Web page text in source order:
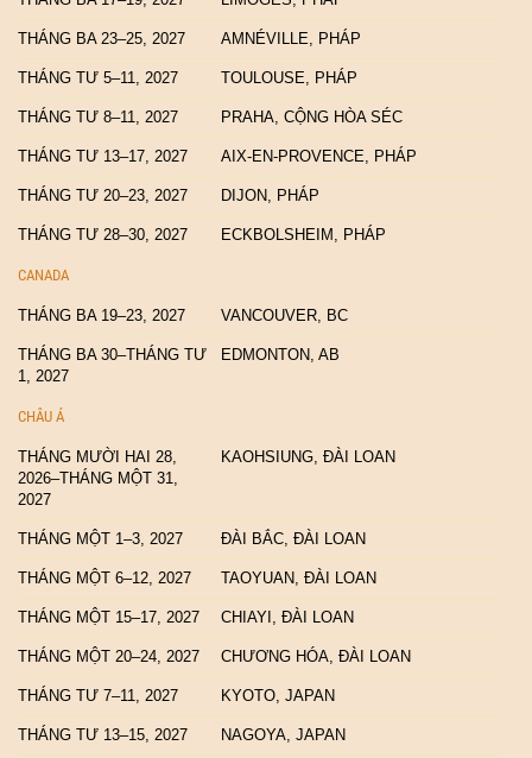
THÁNG BA 23–25, 2027 AMNÉVILLE, PHÁP
THÁNG TƯ 5–11, 2027 TOULOUSE, PHÁP
THÁNG TƯ 8–11, 2027 PRAHA, CỘNG HÒA SÉC
THÁNG TƯ 13–17, 2027 AIX-EN-PROVENCE, PHÁP
THÁNG TƯ 20–23, 2027 DIJON, PHÁP
THÁNG TƯ 28–30, 2027 ECKBOLSHEIM, PHÁP
CANADA
THÁNG BA 19–23, 2027 VANCOUVER, BC
THÁNG BA 30–THÁNG TƯ
1, 2027
EDMONTON, AB
CHÂU Á
THÁNG MƯỜI HAI 28,
2026–THÁNG MỘT 31,
2027
KAOHSIUNG, ĐÀI LOAN
THÁNG MỘT 1–3, 2027 ĐÀI BẮC, ĐÀI LOAN
THÁNG MỘT 6–12, 2027 TAOYUAN, ĐÀI LOAN
THÁNG MỘT 15–17, 2027 CHIAYI, ĐÀI LOAN
THÁNG MỘT 20–24, 2027 CHƯƠNG HÓA, ĐÀI LOAN
THÁNG TƯ 7–11, 2027 KYOTO, JAPAN
THÁNG TƯ 13–15, 2027 NAGOYA, JAPAN